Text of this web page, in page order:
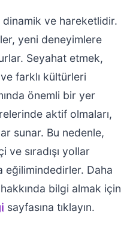
dinamik ve hareketlidir.
yeni deneyimlere
Seyahat etmek,
farklı kültürleri
önemli bir yer
aktif olmaları,
sunar. Bu nedenle,
sıradışı yollar
eğilimindedirler. Daha
bilgi almak için
sayfasına tıklayın.